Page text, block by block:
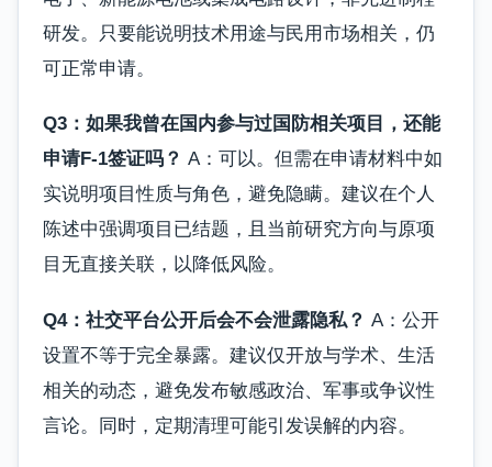
研发。只要能说明技术用途与民用市场相关，仍
可正常申请。
Q3：如果我曾在国内参与过国防相关项目，还能
申请F-1签证吗？ A：可以。但需在申请材料中如
实说明项目性质与角色，避免隐瞒。建议在个人
陈述中强调项目已结题，且当前研究方向与原项
目无直接关联，以降低风险。
Q4：社交平台公开后会不会泄露隐私？ A：公开
设置不等于完全暴露。建议仅开放与学术、生活
相关的动态，避免发布敏感政治、军事或争议性
言论。同时，定期清理可能引发误解的内容。